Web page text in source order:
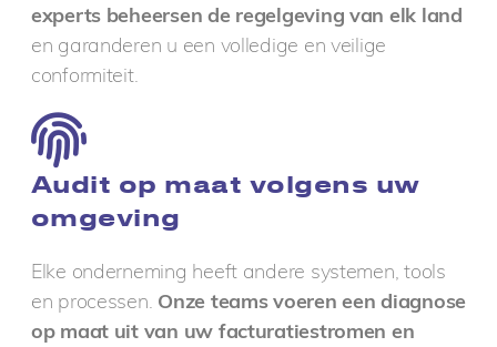
experts beheersen de regelgeving van elk land
en garanderen u een volledige en veilige
conformiteit.
Audit op maat volgens uw
omgeving
Elke onderneming heeft andere systemen, tools
en processen. Onze teams voeren een diagnose
op maat uit van uw facturatiestromen en